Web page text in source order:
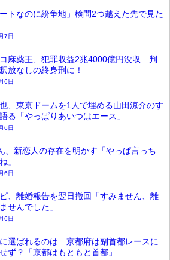
ートなのに紛争地」検問2つ越えた先で見た
7日
麻薬王、犯罪収益2兆4000億円没収 判
放なしの終身刑に！
6日
、東京ドームを1人で埋める山田涼介のす
る「やっぱりあいつはエース」
6日
、新恋人の存在を明かす「やっぱ言っち
」
6日
、離婚報告を翌日撤回「すみません、離
せんでした」
6日
選ばれるのは…京都府は副首都レースに
ず？「京都はもともと首都」